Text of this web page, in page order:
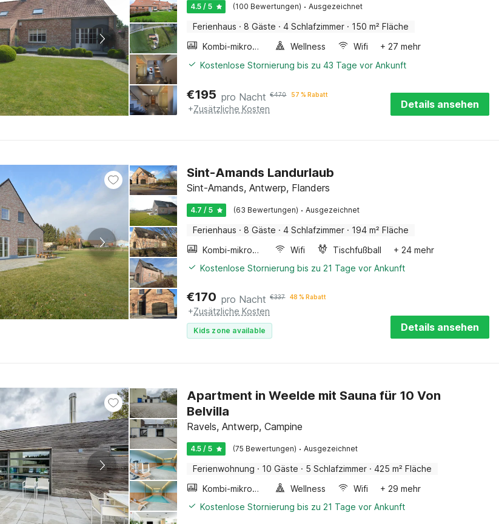
4.5 / 5 (100 Bewertungen) · Ausgezeichnet
Ferienhaus · 8 Gäste · 4 Schlafzimmer · 150 m² Fläche
Kombi-mikrowelle
Wellness Wifi
+ 27 mehr
Kostenlose Stornierung bis zu 43 Tage vor Ankunft
€195 pro Nacht €470 57 % Rabatt
+Zusätzliche Kosten Details ansehen
Sint-Amands Landurlaub
Sint-Amands, Antwerp, Flanders
4.7 / 5 (63 Bewertungen) · Ausgezeichnet
Ferienhaus · 8 Gäste · 4 Schlafzimmer · 194 m² Fläche
Kombi-mikrowelle
Wifi Tischfußball
+ 24 mehr
Kostenlose Stornierung bis zu 21 Tage vor Ankunft
€170 pro Nacht €337 48 % Rabatt
+Zusätzliche Kosten
Kids zone available Details ansehen
Apartment in Weelde mit Sauna für 10 Von
Belvilla
Ravels, Antwerp, Campine
4.5 / 5 (75 Bewertungen) · Ausgezeichnet
Ferienwohnung · 10 Gäste · 5 Schlafzimmer · 425 m² Fläche
Kombi-mikrowelle
Wellness Wifi
+ 29 mehr
Kostenlose Stornierung bis zu 21 Tage vor Ankunft